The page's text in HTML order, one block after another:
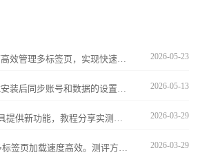
2026-05-23
2026-05-13
2026-03-29
2026-03-29